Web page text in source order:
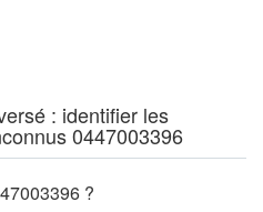
: identifier les
0447003396
?